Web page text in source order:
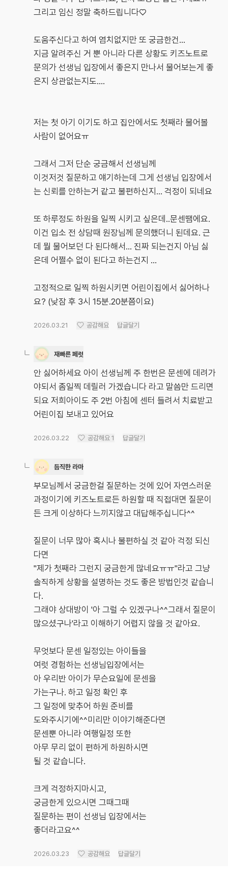
그리고 임신 정말 축하드립니다♡
도움주신다고 하여 염치없지만 또 궁금한건...
지금 알려주신 거 뿐 아니라 다른 상황도 키즈노트로
문의가 선생님 입장에서 좋은지 만나서 물어보는게 좋
은지 상관없는지도....
저는 첫 아기 이기도 하고 집안에서도 첫째라 물어볼
사람이 없어요ㅠ
그래서 그저 단순 궁금해서 선생님께
이것저것 질문하고 얘기하는데 그게 선생님 입장에서
는 신뢰를 안하는거 같고 불편하신지... 걱정이 되네요
또 하루정도 하원을 일찍 시키고 싶은데..문센땜에요.
이건 입소 전 상담때 원장님께 문의했더니 된데요. 근
데 뭘 물어보던 다 된다해서... 진짜 되는건지 아님 싫
은데 어쩔수 없이 된다고 하는건지 ...
고정적으로 일찍 하원시키면 어린이집에서 싫어하나
요? (낮잠 후 3시 15분.20분쯤이요)
2026.03.21 공감해요 답글달기
재빠른 페럿
안 싫어하세요 아이 선생님께 주 한번은 문센에 데려가
야되서 좀일찍 데릴러 가겠습니다 라고 말씀만 드리면
되요 저희아이도 주 2번 아침에 센터 들려서 치료받고
어린이집 보내고 있어요
2026.03.22 공감해요 1 답글달기
듬직한 라마
부모님께서 궁금한걸 질문하는 것에 있어 자연스러운
과정이기에 키즈노트로든 하원할 때 직접대면 질문이
든 크게 이상하다 느끼지않고 대답해주십니다^^
질문이 너무 많아 혹시나 불편하실 것 같아 걱정 되신
다면
"제가 첫째라 그런지 궁금한게 많네요ㅠㅠ"라고 그냥
솔직하게 상황을 설명하는 것도 좋은 방법인것 같습니
다.
그래야 상대방이 '아 그럴 수 있겠구나^^그래서 질문이
많으셨구나'라고 이해하기 어렵지 않을 것 같아요.
무엇보다 문센 일정있는 아이들을
여럿 경험하는 선생님입장에서는
아 우리반 아이가 무슨요일에 문센을
가는구나. 하고 일정 확인 후
그 일정에 맞추어 하원 준비를
도와주시기에^^미리만 이야기해준다면
문센뿐 아니라 여행일정 또한
아무 무리 없이 편하게 하원하시면
될 것 같습니다.
크게 걱정하지마시고,
궁금한게 있으시면 그때그때
질문하는 편이 선생님 입장에서는
좋더라고요^^
2026.03.23 공감해요 답글달기